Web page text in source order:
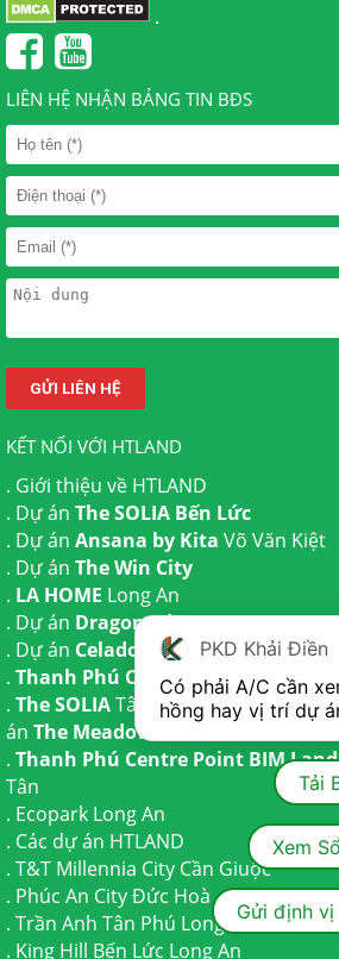
.
LIÊN HỆ NHẬN BẢNG TIN BĐS
KẾT NỐI VỚI HTLAND
. Giới thiệu về HTLAND
. Dự án The SOLIA Bến Lức
. Dự án Ansana by Kita Võ Văn Kiệt
. Dự án The Win City
. LA HOME Long An
. Dự án Dragon Eden Long An
. Dự án Celadon City
Tân Phú
. Thanh Phú Centre PointBến Lức
. The SOLIATây Ninh | Dự ánThe
án The Meadow
. Thanh Phú Centre Point BIM Land
Tân
. Ecopark Long An
. Các dự án HTLAND
. T&T Millennia City Cần Giuộc
. Phúc An CityĐức Hoà
. Trần Anh Tân Phú Long An
. King Hill Bến Lức Long An
PKD Khải Điền
Có phải A/C cần
hồng hay vị trí dự
Tải
Xem
Gửi định